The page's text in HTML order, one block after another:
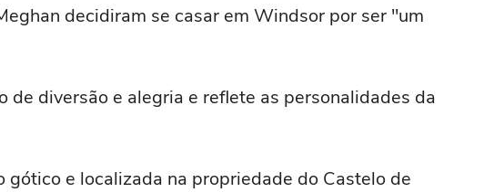
decidiram se casar em Windsor por ser "um
de diversão e alegria e reflete as personalidades da
gótico e localizada na propriedade do Castelo de